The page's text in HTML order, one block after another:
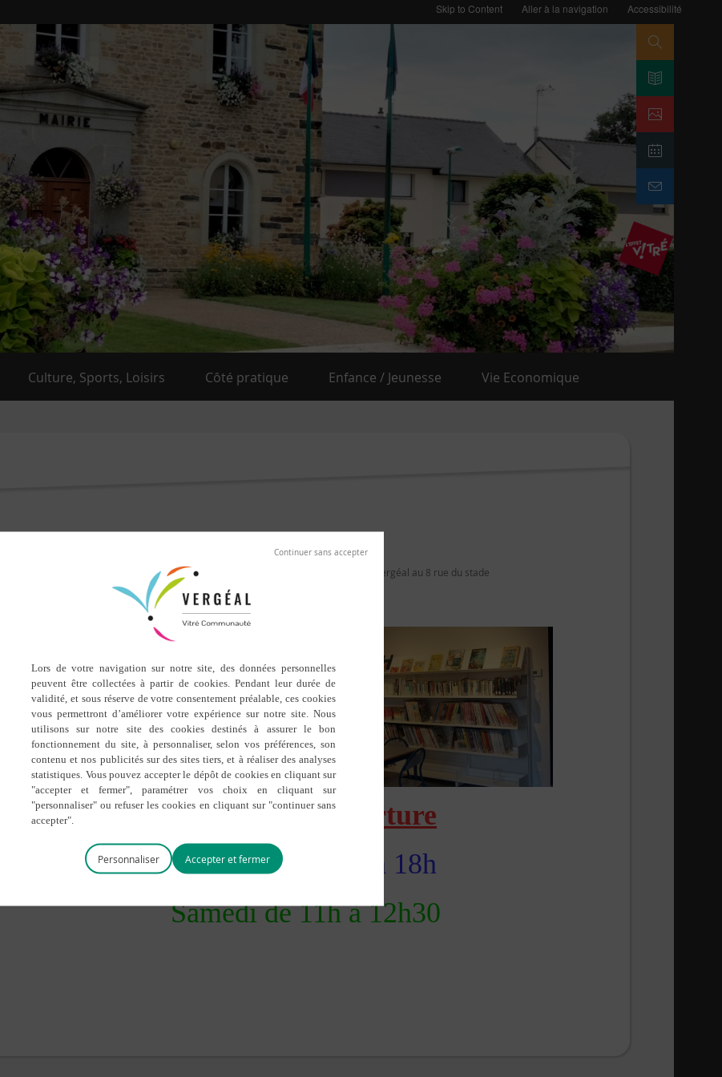
Skip to Content Aller à la navigation Accessibilité
Culture, Sports, Loisirs Côté pratique Enfance / Jeunesse Vie Economique
Venez nous rendre visite à la bibliothèque Municipale de Vergéal au 8 rue du stade
La Cascade aux Livres
Horaires d’ouverture
Mercredi
à18h
Samedide11hà12h30
Personnaliser